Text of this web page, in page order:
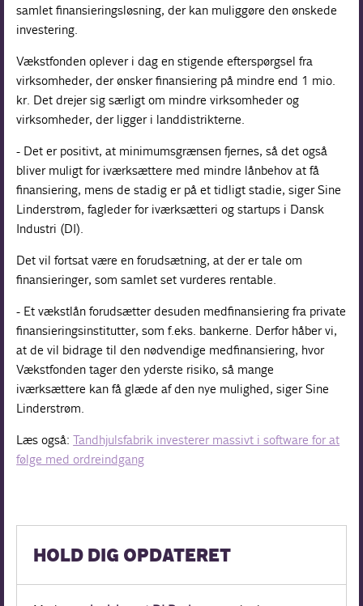
samlet finansieringsløsning, der kan muliggøre den ønskede
investering.
Vækstfonden oplever i dag en stigende efterspørgsel fra
virksomheder, der ønsker finansiering på mindre end 1 mio.
kr. Det drejer sig særligt om mindre virksomheder og
virksomheder, der ligger i landdistrikterne.
- Det er positivt, at minimumsgrænsen fjernes, så det også
bliver muligt for iværksættere med mindre lånbehov at få
finansiering, mens de stadig er på et tidligt stadie, siger Sine
Linderstrøm, fagleder for iværksætteri og startups i Dansk
Industri (DI).
Det vil fortsat være en forudsætning, at der er tale om
finansieringer, som samlet set vurderes rentable.
- Et vækstlån forudsætter desuden medfinansiering fra private
finansieringsinstitutter, som f.eks. bankerne. Derfor håber vi,
at de vil bidrage til den nødvendige medfinansiering, hvor
Vækstfonden tager den yderste risiko, så mange
iværksættere kan få glæde af den nye mulighed, siger Sine
Linderstrøm.
Læs også:Tandhjulsfabrik investerer massivt i software for at
følge med ordreindgang
HOLD DIG OPDATERET